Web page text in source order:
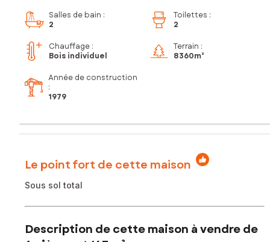
Salles de bain :
2
Toilettes :
2
Chauffage :
Bois individuel
Terrain :
8 360m²
Année de construction
:
1979
Le point fort de cette maison
Sous sol total
Description de cette maison à vendre de